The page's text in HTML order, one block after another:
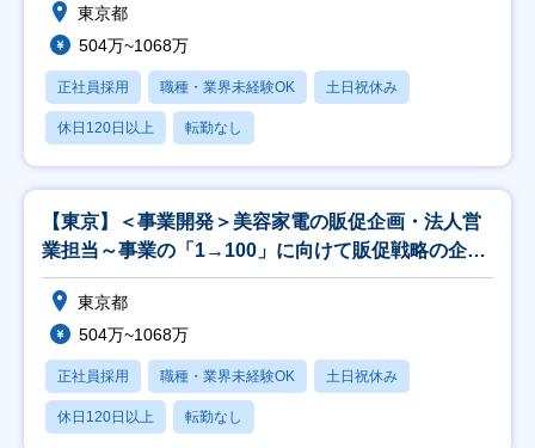
東京都
504万~1068万
正社員採用 職種・業界未経験OK 土日祝休み
休日120日以上 転勤なし
【東京】＜事業開発＞美容家電の販促企画・法人営
業担当～事業の「1→100」に向けて販促戦略の企画
～
東京都
504万~1068万
正社員採用 職種・業界未経験OK 土日祝休み
休日120日以上 転勤なし